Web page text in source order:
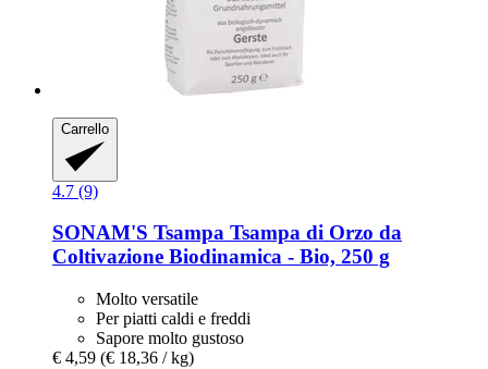
Carrello
4.7 (9)
SONAM'S Tsampa Tsampa di Orzo da
Coltivazione Biodinamica -​ Bio, 250 g
Molto versatile
Per piatti caldi e freddi
Sapore molto gustoso
€ 4,59 (€ 18,36 / kg)